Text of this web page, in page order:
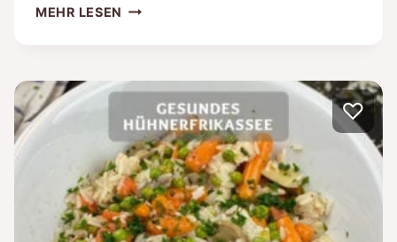
MEHR LESEN GEBACKENE
ITRONEN D
G
ESUNDE O
FEN S
ÜSSKARTOFFEL
♡